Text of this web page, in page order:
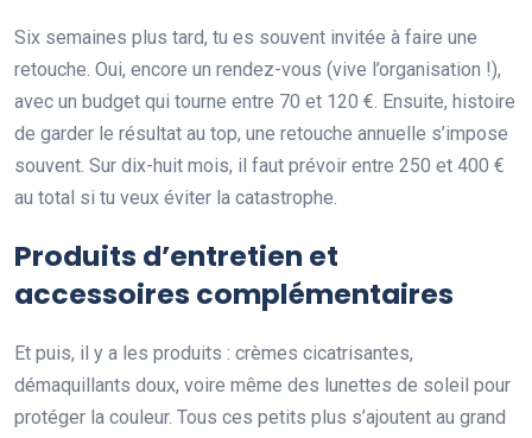
Six semaines plus tard, tu es souvent invitée à faire une
retouche. Oui, encore un rendez-vous (vive l’organisation !),
avec un budget qui tourne entre 70 et 120 €. Ensuite, histoire
de garder le résultat au top, une retouche annuelle s’impose
souvent. Sur dix-huit mois, il faut prévoir entre 250 et 400 €
au total si tu veux éviter la catastrophe.
Produits d’entretien et
accessoires complémentaires
Et puis, il y a les produits : crèmes cicatrisantes,
démaquillants doux, voire même des lunettes de soleil pour
protéger la couleur. Tous ces petits plus s’ajoutent au grand